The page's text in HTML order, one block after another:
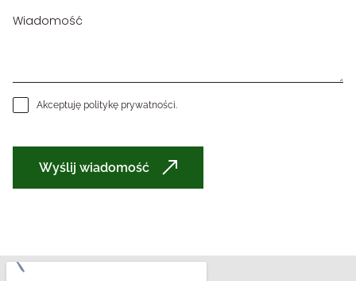
Akceptuję politykę prywatności.
Wyślij wiadomość